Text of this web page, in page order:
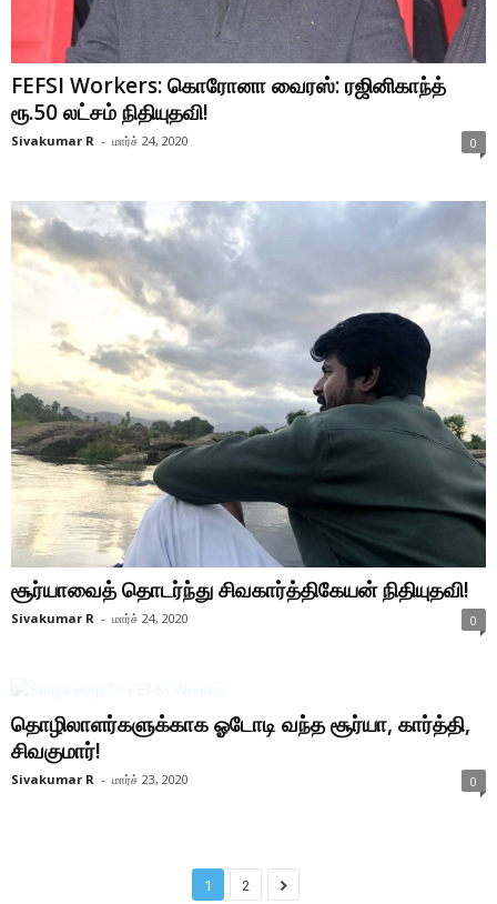
FEFSI Workers: கொரோனா வைரஸ்: ரஜினிகாந்த்
ரூ.50 லட்சம் நிதியுதவி!
Sivakumar R - மார்ச் 24, 2020 0
சூர்யாவைத் தொடர்ந்து சிவகார்த்திகேயன் நிதியுதவி!
Sivakumar R - மார்ச் 24, 2020 0
தொழிலாளர்களுக்காக ஓடோடி வந்த சூர்யா, கார்த்தி,
சிவகுமார்!
Sivakumar R - மார்ச் 23, 2020 0
1 2